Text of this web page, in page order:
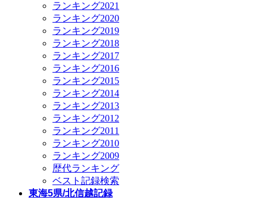
ランキング2021
ランキング2020
ランキング2019
ランキング2018
ランキング2017
ランキング2016
ランキング2015
ランキング2014
ランキング2013
ランキング2012
ランキング2011
ランキング2010
ランキング2009
歴代ランキング
ベスト記録検索
東海5県/北信越記録